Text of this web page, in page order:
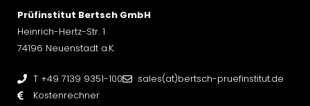
Prüfinstitut Bertsch GmbH
Heinrich-Hertz-Str. 1
74196 Neuenstadt a.K.
T +49 7139 9351-100
sales(at)bertsch-pruefinstitut.de
Kostenrechner